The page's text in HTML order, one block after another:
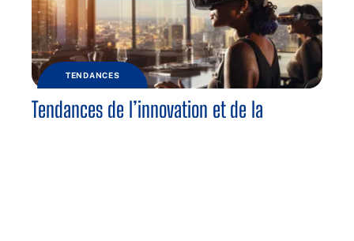
TENDANCES
Tendances de l’innovation et de la